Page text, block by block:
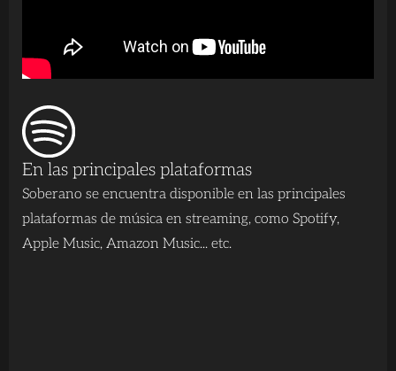
En las principales plataformas
Soberano se encuentra disponible en las principales
plataformas de música en streaming, como Spotify,
Apple Music, Amazon Music... etc.